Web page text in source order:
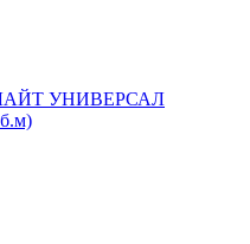
ЛАЙТ УНИВЕРСАЛ